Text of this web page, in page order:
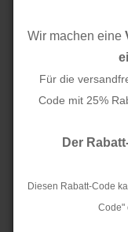
Wir machen eine
Für die
Code mit 25%
Der
Diesen Rabatt-Code
Code"